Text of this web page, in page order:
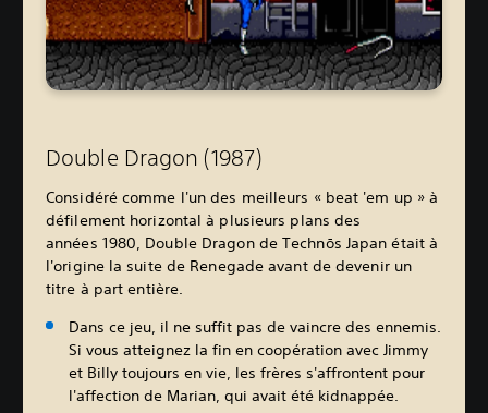
Double Dragon (1987)
Considéré comme l'un des meilleurs « beat 'em up » à
défilement horizontal à plusieurs plans des
années 1980, Double Dragon de Technōs Japan était à
l'origine la suite de Renegade avant de devenir un
titre à part entière.
Dans ce jeu, il ne suffit pas de vaincre des ennemis.
Si vous atteignez la fin en coopération avec Jimmy
et Billy toujours en vie, les frères s'affrontent pour
l'affection de Marian, qui avait été kidnappée.